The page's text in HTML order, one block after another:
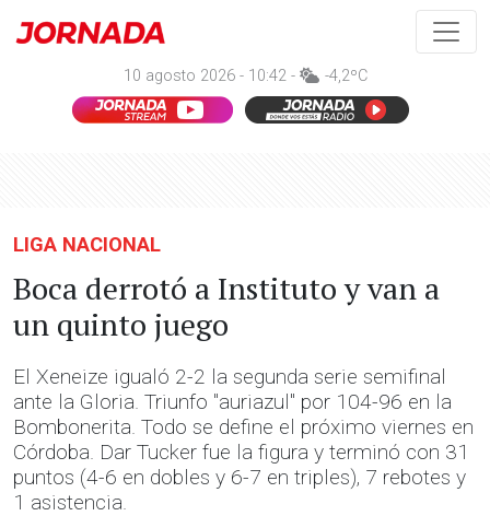
10 agosto 2026 - 10:42 - -4,2ºC
LIGA NACIONAL
Boca derrotó a Instituto y van a
un quinto juego
El Xeneize igualó 2-2 la segunda serie semifinal
ante la Gloria. Triunfo "auriazul" por 104-96 en la
Bombonerita. Todo se define el próximo viernes en
Córdoba. Dar Tucker fue la figura y terminó con 31
puntos (4-6 en dobles y 6-7 en triples), 7 rebotes y
1 asistencia.